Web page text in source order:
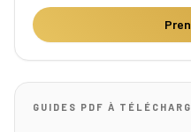
GUIDES PDF À